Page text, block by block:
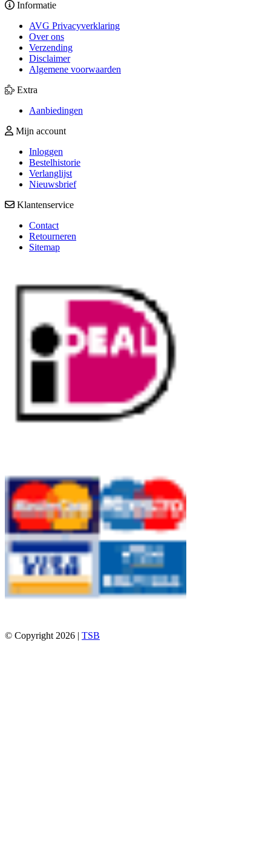
Informatie
AVG Privacyverklaring
Over ons
Verzending
Disclaimer
Algemene voorwaarden
Extra
Aanbiedingen
Mijn account
Inloggen
Bestelhistorie
Verlanglijst
Nieuwsbrief
Klantenservice
Contact
Retourneren
Sitemap
© Copyright 2026 | TSB